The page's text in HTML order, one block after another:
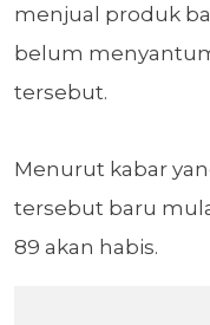
menjual produk
belum
tersebut.
Menurut kabar
tersebut baru
89 akan habis.